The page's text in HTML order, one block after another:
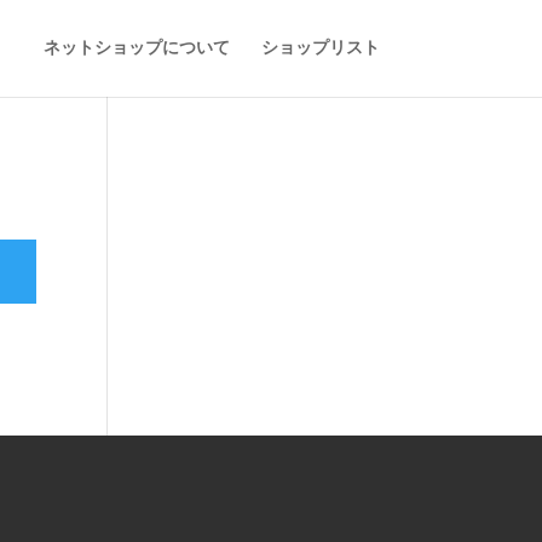
ネットショップについて ショップリスト